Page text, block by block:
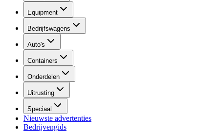
Equipment
Bedrijfswagens
Auto's
Containers
Onderdelen
Uitrusting
Speciaal
Nieuwste advertenties
Bedrijvengids